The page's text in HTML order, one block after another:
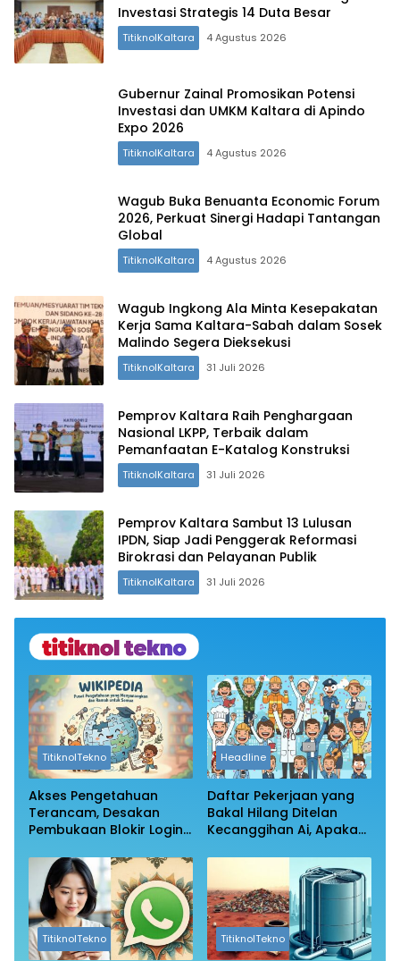
Investasi Strategis 14 Duta Besar
TitiknolKaltara 4 Agustus 2026
Gubernur Zainal Promosikan Potensi
Investasi dan UMKM Kaltara di Apindo
Expo 2026
TitiknolKaltara 4 Agustus 2026
Wagub Buka Benuanta Economic Forum
2026, Perkuat Sinergi Hadapi Tantangan
Global
TitiknolKaltara 4 Agustus 2026
Wagub Ingkong Ala Minta Kesepakatan
Kerja Sama Kaltara-Sabah dalam Sosek
Malindo Segera Dieksekusi
TitiknolKaltara 31 Juli 2026
Pemprov Kaltara Raih Penghargaan
Nasional LKPP, Terbaik dalam
Pemanfaatan E-Katalog Konstruksi
TitiknolKaltara 31 Juli 2026
Pemprov Kaltara Sambut 13 Lulusan
IPDN, Siap Jadi Penggerak Reformasi
Birokrasi dan Pelayanan Publik
TitiknolKaltara 31 Juli 2026
TitiknolTekno
Akses Pengetahuan
Terancam, Desakan
Pembukaan Blokir Login
Headline
Daftar Pekerjaan yang
Bakal Hilang Ditelan
Kecanggihan Ai, Apakah
Aman?
TitiknolTekno TitiknolTekno